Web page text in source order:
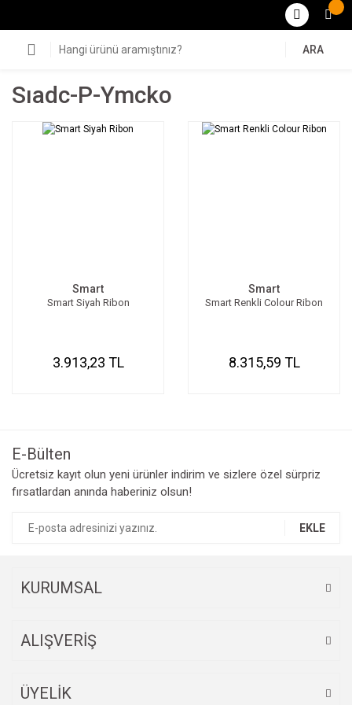
ARA
Sıadc-P-Ymcko
Smart
Smart Siyah Ribon
3.913,23 TL
Smart
Smart Renkli Colour Ribon
8.315,59 TL
E-Bülten
Ücretsiz kayıt olun yeni ürünler indirim ve sizlere özel sürpriz
fırsatlardan anında haberiniz olsun!
EKLE
KURUMSAL
ALIŞVERİŞ
ÜYELİK